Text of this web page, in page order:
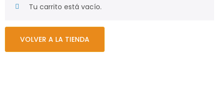
Tu carrito está vacío.
VOLVER A LA TIENDA